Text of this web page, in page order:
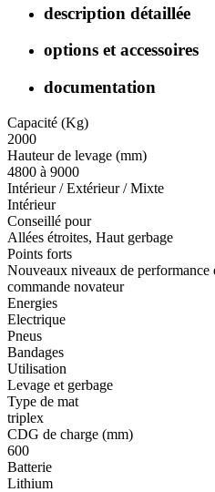
description détaillée
options et accessoires
documentation
Capacité (Kg)
2000
Hauteur de levage (mm)
4800 à 9000
Intérieur / Extérieur / Mixte
Intérieur
Conseillé pour
Allées étroites, Haut gerbage
Points forts
Nouveaux niveaux de performance
commande novateur
Energies
Electrique
Pneus
Bandages
Utilisation
Levage et gerbage
Type de mat
triplex
CDG de charge (mm)
600
Batterie
Lithium